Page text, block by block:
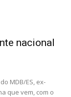
nacional
MDB/ES, ex-
que vem, com o